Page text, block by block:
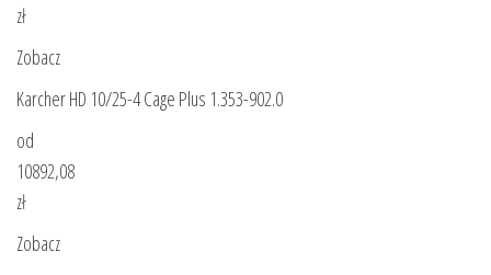
zł
Zobacz
Karcher HD 10/25-4 Cage Plus 1.353-902.0
od
10892,08
zł
Zobacz